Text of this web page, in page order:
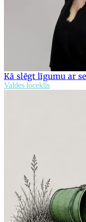
Kā slēgt līgumu ar
Valdes loceklis